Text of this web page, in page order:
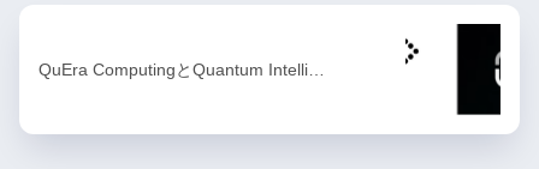
QuEra ComputingとQuantum Intelli…